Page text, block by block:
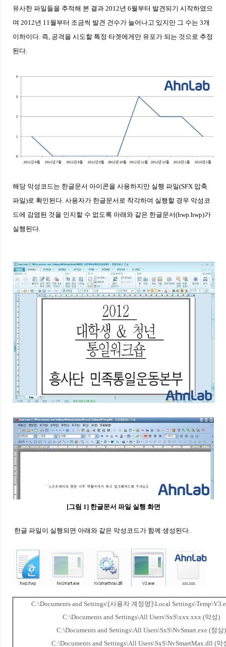
유사한 파일들을 추적해 본 결과 2012년 6월부터 발견되기 시작하였으
며 2012년 11월부터 조금씩 발견 건수가 늘어나고 있지만 그 수는 3개
이하이다. 즉, 공격을 시도할 특정 타겟에게만 유포가 되는 것으로 추정
된다.
해당 악성코드는 한글문서 아이콘을 사용하지만 실행 파일(SFX 압축
파일)로 확인된다 사용자가 한글문서로 착각하여 실행할 경우 악성코
드에 감염된 것을 인지할 수 없도록 아래와 같은 한글문서(hwp.hwp)가
실행된다
[그림 1] 한글문서 파일 실행 화면
한글 파일이 실행되면 아래와 같은 악성코드가 함께 생성된다
C:\Documents and Settings\[사용자 계정명]\Local
C:\Documents and Settings\All Users\SxS\xxx.xxx (악성)
C:\Documents and Settings\All Users\SxS\NvSmart.exe (정상)
C:\Documents and Settings\All Users\SxS\NvSmartMax.dll (악